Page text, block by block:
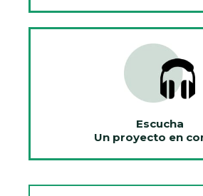
Escucha
Un proyecto en